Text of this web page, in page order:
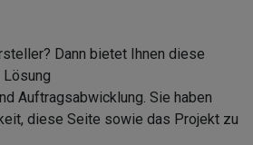
Dann bietet Ihnen diese
Auftragsabwicklung. Sie haben
diese Seite sowie das Projekt zu